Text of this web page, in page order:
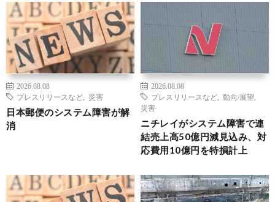
2026.08.08
プレスリリースなど
災害
日本郵便のシステム障害が解
消
2026.08.08
プレスリリースなど
動向/展望
災害
ニチレイがシステム障害で連
結売上高50億円減見込み、対
応費用10億円を特損計上